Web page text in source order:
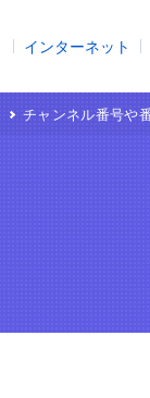
インターネット
チャンネル番号や